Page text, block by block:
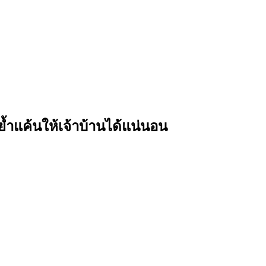
ำแค้นให้เจ้าบ้านได้แน่นอน